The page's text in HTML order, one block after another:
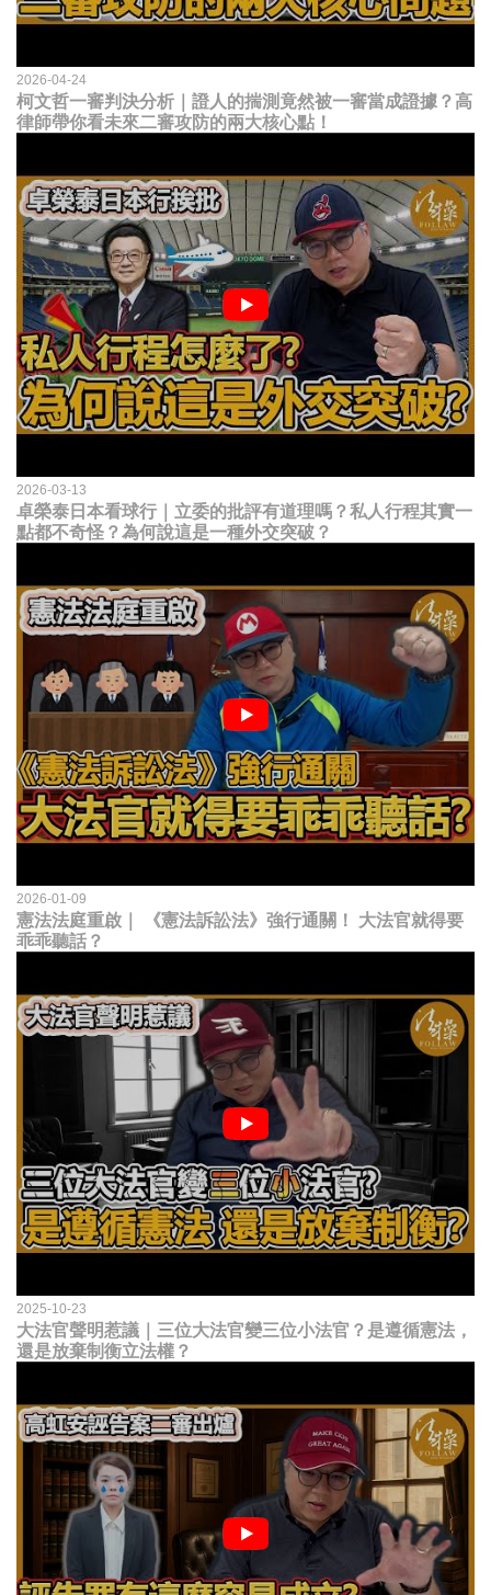
2026-04-24
柯文哲一審判決分析｜證人的揣測竟然被一審當成證據？高
律師帶你看未來二審攻防的兩大核心點！
2026-03-13
卓榮泰日本看球行｜立委的批評有道理嗎？私人行程其實一
點都不奇怪？為何說這是一種外交突破？
2026-01-09
憲法法庭重啟｜ 《憲法訴訟法》強行通關！ 大法官就得要
乖乖聽話？
2025-10-23
大法官聲明惹議｜三位大法官變三位小法官？是遵循憲法，
還是放棄制衡立法權？